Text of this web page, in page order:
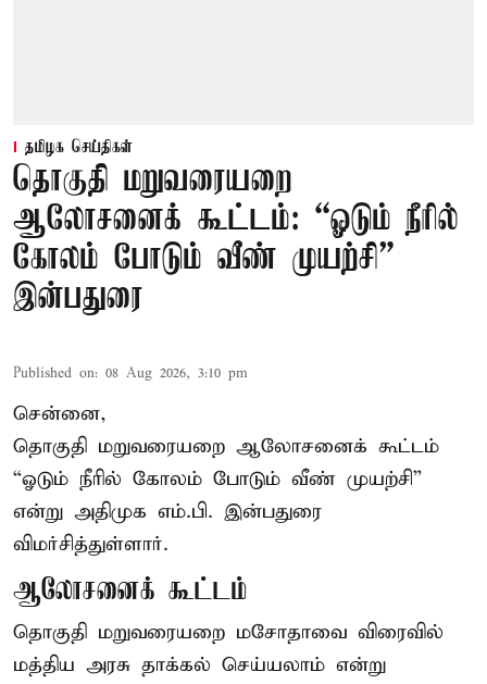
தமிழக செய்திகள்
தொகுதி மறுவரையறை
ஆலோசனைக் கூட்டம்: “ஓடும் நீரில்
கோலம் போடும் வீண் முயற்சி” –
இன்பதுரை
Published on: 08 Aug 2026, 3:10 pm
சென்னை,
தொகுதி மறுவரையறை ஆலோசனைக் கூட்டம்
“ஓடும் நீரில் கோலம் போடும் வீண் முயற்சி”
என்று அதிமுக எம்.பி. இன்பதுரை
விமர்சித்துள்ளார்.
ஆலோசனைக் கூட்டம்
தொகுதி மறுவரையறை மசோதாவை விரைவில்
மத்திய அரசு தாக்கல் செய்யலாம் என்று